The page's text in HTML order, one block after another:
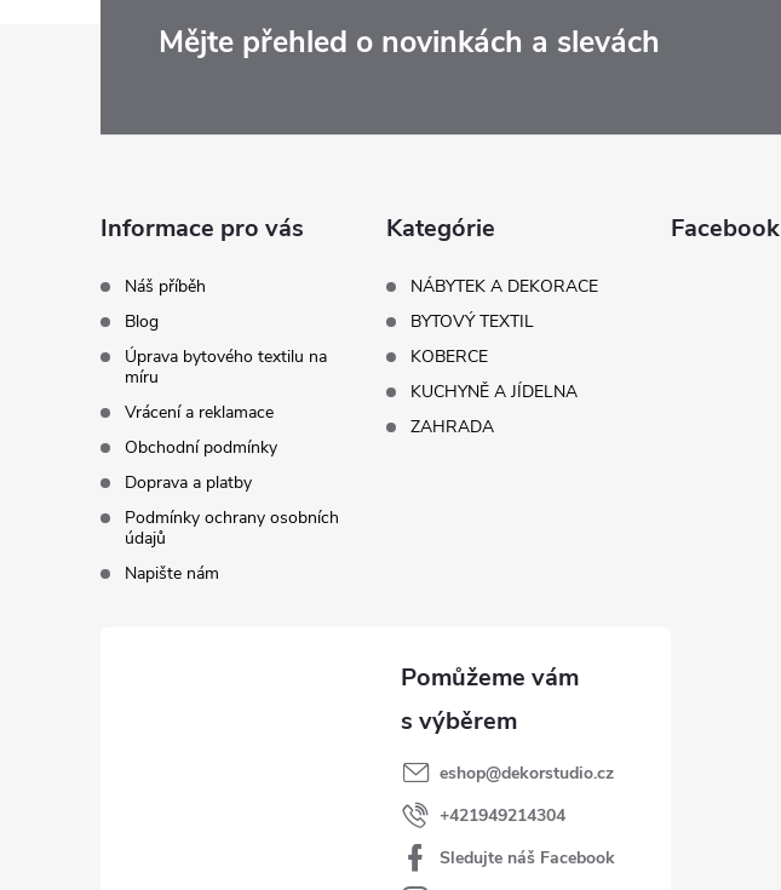
Mějte přehled o novinkách a slevách
Informace pro vás
Náš příběh
Blog
Úprava bytového textilu na
míru
Vrácení a reklamace
Obchodní podmínky
Doprava a platby
Podmínky ochrany osobních
údajů
Napište nám
Kategórie
NÁBYTEK A DEKORACE
BYTOVÝ TEXTIL
KOBERCE
KUCHYNĚ A JÍDELNA
ZAHRADA
Facebook
eshop@dekorstudio.cz
+421949214304
Sledujte náš Facebook